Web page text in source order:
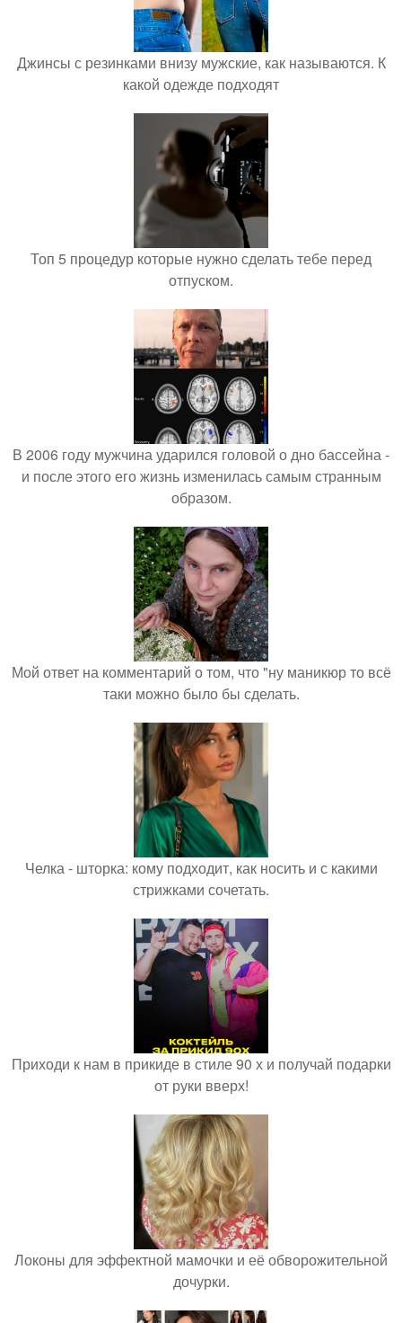
Джинсы с резинками внизу мужские, как называются. К
какой одежде подходят
Топ 5 процедур которые нужно сделать тебе перед
отпуском.
В 2006 году мужчина ударился головой о дно бассейна -
и после этого его жизнь изменилась самым странным
образом.
Мой ответ на комментарий о том, что "ну маникюр то всё
таки можно было бы сделать.
Челка - шторка: кому подходит, как носить и с какими
стрижками сочетать.
Приходи к нам в прикиде в стиле 90 х и получай подарки
от руки вверх!
Локоны для эффектной мамочки и её обворожительной
дочурки.